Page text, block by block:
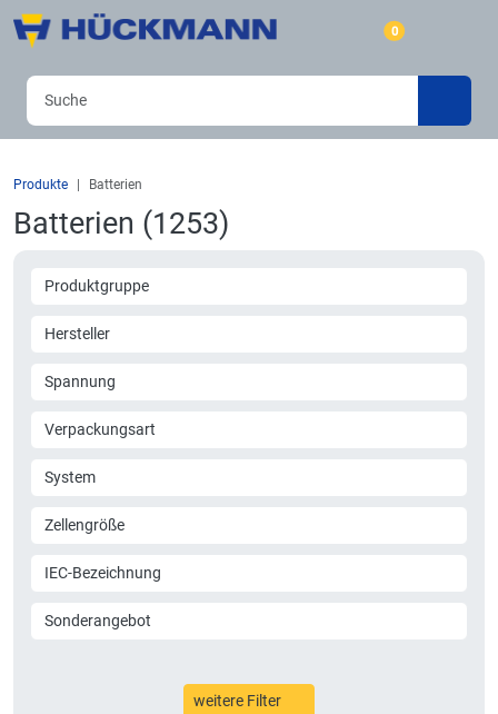
0
Produkte Batterien
Batterien (1253)
Produktgruppe
Hersteller
Spannung
Verpackungsart
System
Zellengröße
IEC-Bezeichnung
Sonderangebot
weitere Filter